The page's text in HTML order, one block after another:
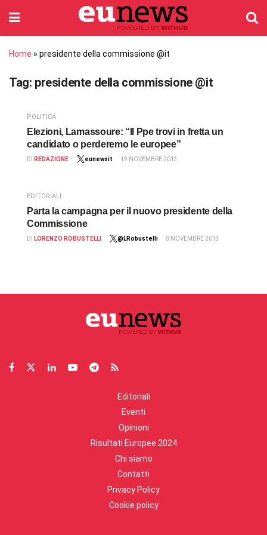
Home » presidente della commissione @it
Tag: presidente della commissione @it
POLITICA
Elezioni, Lamassoure: “Il Ppe trovi in fretta un
candidato o perderemo le europee”
DI REDAZIONE eunewsit 19 NOVEMBRE 2013
EDITORIALI
Parta la campagna per il nuovo presidente della
Commissione
DI LORENZO ROBUSTELLI @LRobustelli 8 NOVEMBRE 2013
Editoriali
Eventi
Opinioni
Risultati Europee 2024
Chi siamo
Contatti
Privacy Policy
Cookie policy